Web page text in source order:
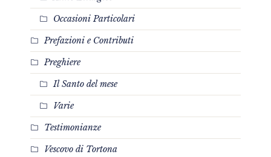
Occasioni Particolari
Prefazioni e Contributi
Preghiere
Il Santo del mese
Varie
Testimonianze
Vescovo di Tortona